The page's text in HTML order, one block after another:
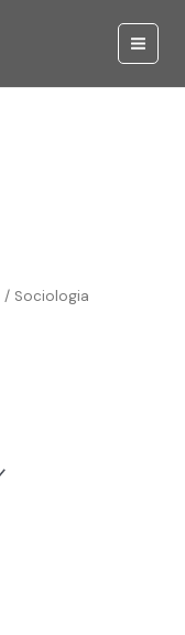
Main
/ Sociologia